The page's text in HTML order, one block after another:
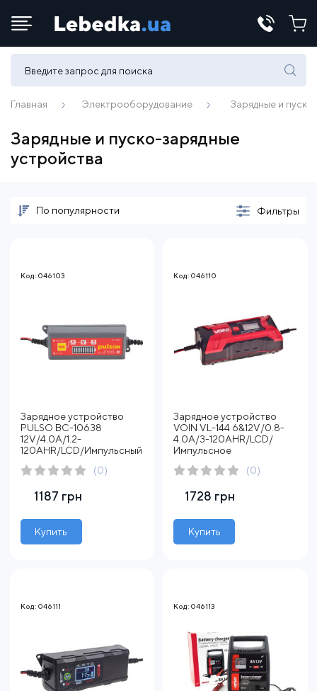
Телефоны:
(067) 430 82-15
Главная Электрооборудование Зарядные и
Зарядные и пуско-зарядные
устройства
По популярности Фильтры
Код: 046103
Зарядное устройство
PULSO BC-10638
12V/4.0A/1.2-
120AHR/LCD/Импульсный
(0)
1187 грн
Купить
Код: 046110
Зарядное устройство
VOIN VL-144 6&12V/0.8-
4.0A/3-120AHR/LCD/
Импульсное
(0)
1728 грн
Купить
Код: 046111 Код: 046113